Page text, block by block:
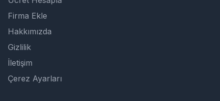
Firma Ekle
Hakkımızda
Gizlilik
İletişim
Çerez Ayarları